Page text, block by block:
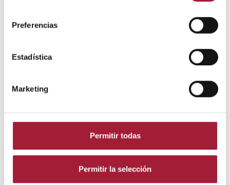
Preferencias
Estadística
Marketing
Permitir todas
Permitir la selección
5 consejos para aliviar el dolor de
las contracturas musculares
Las contracturas musculares causan dolor y pueden llegar a
ser muy invalidantes. Son una dolencia frecuente, por lo que es
adoptar medidas en el día a día para intentar prevenirlas.